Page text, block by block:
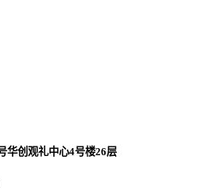
华创观礼中心4号楼26层